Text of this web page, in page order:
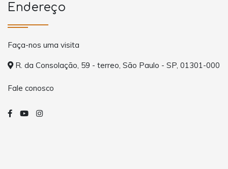
Endereço
Faça-nos uma visita
R. da Consolação, 59 - terreo, São Paulo - SP, 01301-000
Fale conosco